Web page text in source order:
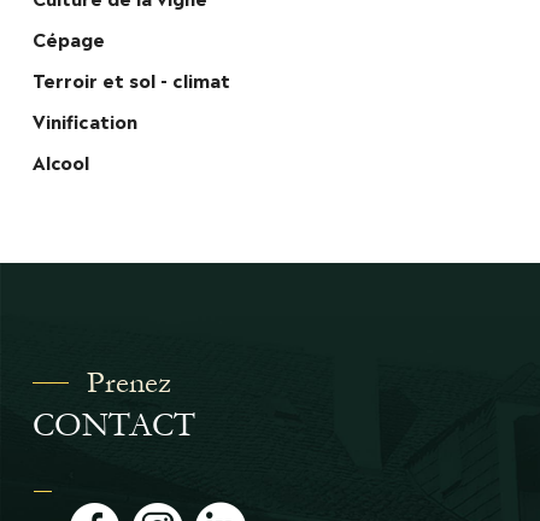
Cépage
Terroir et sol - climat
Vinification
Alcool
Prenez
CONTACT